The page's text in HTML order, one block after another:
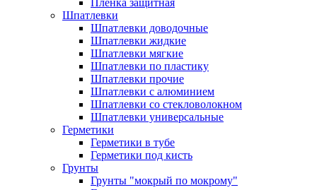
Пленка защитная
Шпатлевки
Шпатлевки доводочные
Шпатлевки жидкие
Шпатлевки мягкие
Шпатлевки по пластику
Шпатлевки прочие
Шпатлевки с алюминием
Шпатлевки со стекловолокном
Шпатлевки универсальные
Герметики
Герметики в тубе
Герметики под кисть
Грунты
Грунты "мокрый по мокрому"